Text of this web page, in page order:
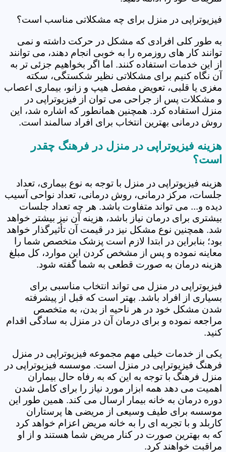
فیزیوتراپی در منزل برای چه مشکلاتی مناسب است؟
به طور کلی افرادی که مشکل در حرکت داشته و نمی
توانند کار های روزمره را به خوبی انجام دهند، می توانند
از این خدمات استفاده کنند. اما اگر بخواهیم جزئی تر به
آن نگاه کنیم برای مشکلاتی نظیر شکستگی، سکته
مغزی یا قلبی، تعویض مفصل هیپ و زانو، بیماری اعصاب
و مشکلات پس از جراحی می توان از فیزیوتراپی در
منزل استفاده کرد. همچنین همانطور که اشاره شد، این
روش درمانی بهترین انتخاب برای افراد سالمند است.
هزینه فیزیوتراپی در منزل در فرهنگ چقدر
است؟
هزینه فیزیوتراپی در منزل با توجه به نوع بیماری، تعداد
جلسات، مرکز درمانی، روش درمانی، تعداد نواحی آسیب
دیده و... می تواند متفاوت باشد. هر چه تعداد جلسات
بیشتری برای درمان نیاز باشد، هزینه آن نیز بیشتر خواهد
شد. همچنین نوع مشکل نیز در قیمت آن تأثیرگذار خواهد
بود؛ بنابراین در ابتدا لازم است پزشک متخصص شما را
معاینه نموده و پس از مشخص کردن این موارد، کل مبلغ
هزینه درمان به صورت قطعی به شما گفته شود.
فیزیوتراپی در منزل می تواند انتخاب مناسبی برای
بسیاری از افراد باشد. بهتر است که قبل از پیشرفته
شدن مشکل خود در هر ناحیه از بدن، به متخصص
مراجعه نموده و برای درمان آن در منزل به سادگی اقدام
کنید.
یکی از خدمات خیلی مهم مجموعه فیزیوتراپی در منزل
فرهنگ فیزیوتراپی در منزل است. موسسه فیزیوتراپی در
منزل فرهنگ با توجه به این که به رفاه حال بیماران
اهمیت می دهد همه ابزار مورد نیاز را برای کامل شدن
دوره درمان به خانه بیمار ارسال می کند. همین طور این
موسسه برای طیف وسیعی از مریضی ها پرستاران
کاربلد و با تجربه ای را به خانه مریض اعزام خواهد کرد
که به بهترین صورت در کنار مریض شما هستند و از او
مراقبت خواهند کرد.